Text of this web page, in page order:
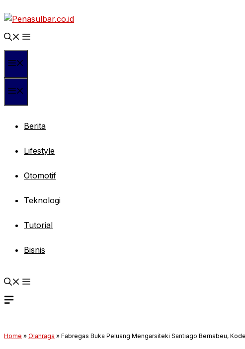
ke
isi
Berita
Lifestyle
Otomotif
Teknologi
Tutorial
Bisnis
Home » Olahraga » Fabregas Buka Peluang Mengarsiteki Santiago Bernabeu,